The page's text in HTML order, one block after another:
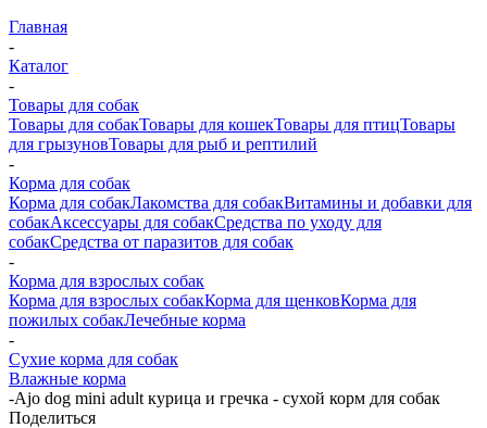
Главная
-
Каталог
-
Товары для собак
Товары для собакТовары для кошекТовары для птицТовары
для грызуновТовары для рыб и рептилий
-
Корма для собак
Корма для собакЛакомства для собакВитамины и добавки для
собакАксессуары для собакСредства по уходу для
собакСредства от паразитов для собак
-
Корма для взрослых собак
Корма для взрослых собакКорма для щенковКорма для
пожилых собакЛечебные корма
-
Сухие корма для собак
Влажные корма
-Ajo dog mini adult курица и гречка - сухой корм для собак
Поделиться